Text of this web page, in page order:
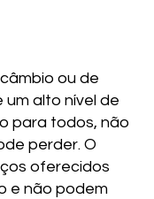
ou de
alto nível de
para todos, não
perder. O
oferecidos
e não podem